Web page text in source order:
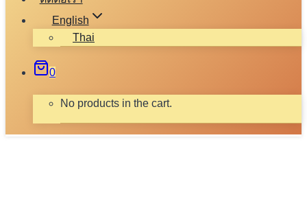
English
Thai
0
No products in the cart.